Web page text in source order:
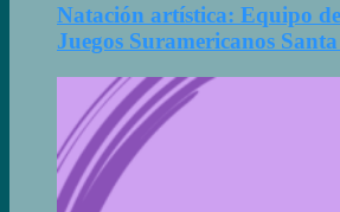
Natación artística: Equipo
Juegos Suramericanos